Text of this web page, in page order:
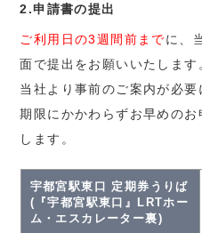
2.申請書の提出
ご利用日の3週間前までに、
面で提出をお願いいたします
当社より事前のご案内が必要
期限にかかわらずお早めの
します。
宇都宮駅東口 定期券うりば
(『宇都宮駅東口』LRTホー
ム・エスカレーター裏)